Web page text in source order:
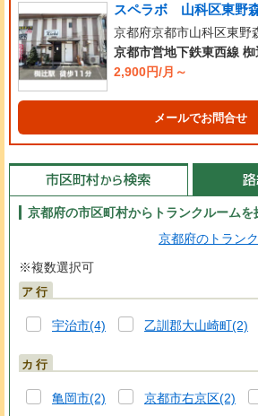
スペラボ 山科区東野
京都府京都市山科区東野
京都市営地下鉄東西線
2,900円/月～
メールでお問合せ
京都府の市区町村からトランクルームを
京都府のトラン
※複数選択可
ア行
宇治市(4) 乙訓郡大山崎町(2)
カ行
亀岡市(2) 京都市右京区(2)